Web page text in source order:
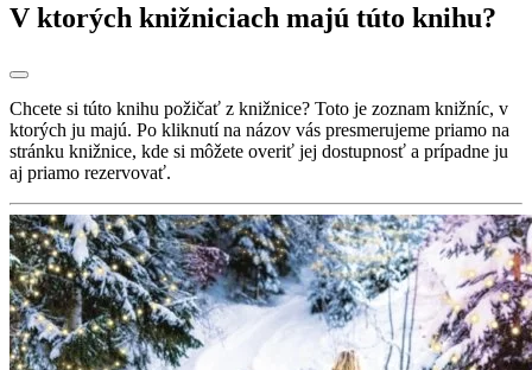
V ktorých knižniciach majú túto knihu?
Chcete si túto knihu požičať z knižnice? Toto je zoznam knižníc, v
ktorých ju majú. Po kliknutí na názov vás presmerujeme priamo na
stránku knižnice, kde si môžete overiť jej dostupnosť a prípadne ju
aj priamo rezervovať.